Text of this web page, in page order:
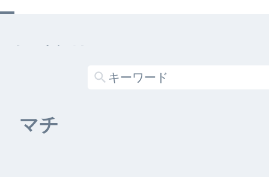
キガタリ
マチ